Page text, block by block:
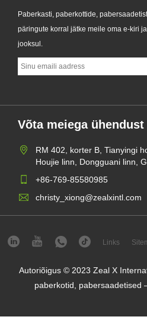
Paberkasti, paberkottide,
päringute korral jätke meile oma e-kiri
jooksul.
Võta meiega ühendust
RM 402, korter B, Tianyingi
Houjie linn, Dongguani linn,
+86-769-85580985
christy_xiong@zealxintl.com
Links
Autoriõigus © 2023 Zeal X
paberkotid, pabersaadetised